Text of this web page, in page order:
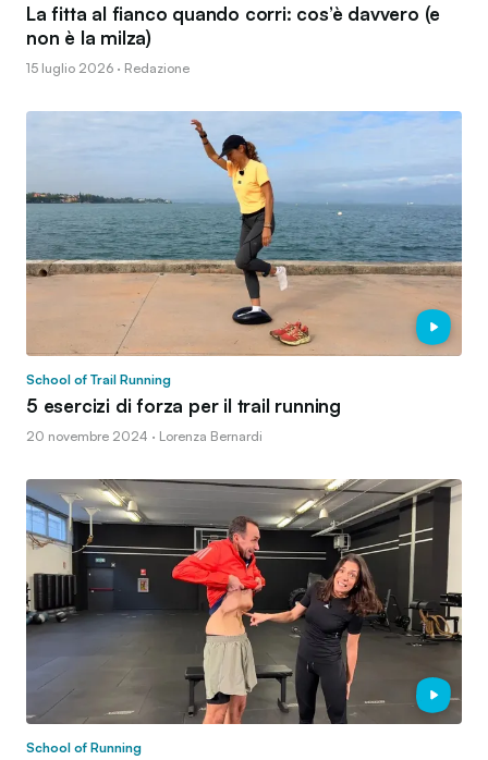
La fitta al fianco quando corri: cos’è davvero (e
non è la milza)
15 luglio 2026 · Redazione
School of Trail Running
5 esercizi di forza per il trail running
20 novembre 2024 · Lorenza Bernardi
School of Running